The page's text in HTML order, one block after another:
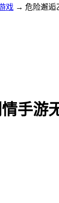
戏 → 危险邂逅
手游